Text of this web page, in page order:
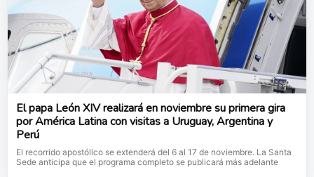
El papa León XIV realizará en noviembre su primera gira
por América Latina con visitas a Uruguay, Argentina y
Perú
El recorrido apostólico se extenderá del 6 al 17 de noviembre. La Santa
Sede anticipa que el programa completo se publicará más adelante